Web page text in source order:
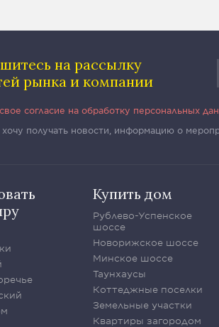
на рассылку
рынка и компании
согласие на обработку персональных
получать новости, информацию о
Купить дом
Рублево-Успенское
шоссе
Новорижское шоссе
Минское шоссе
Таунхаусы
Коттеджные поселки
Земельные участки
Квартиры загородом